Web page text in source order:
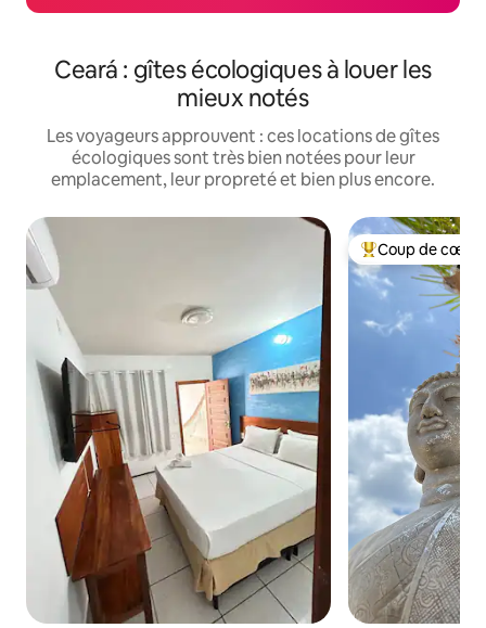
Ceará : gîtes écologiques à louer les
mieux notés
Les voyageurs approuvent : ces locations de gîtes
écologiques sont très bien notées pour leur
emplacement, leur propreté et bien plus encore.
Coups de cœur
Coup de cœur